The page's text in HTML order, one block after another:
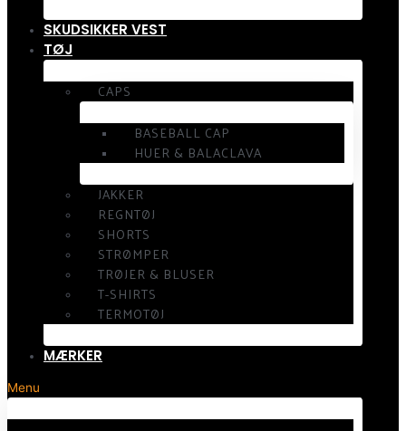
SKUDSIKKER VEST
TØJ
CAPS
BASEBALL CAP
HUER & BALACLAVA
JAKKER
REGNTØJ
SHORTS
STRØMPER
TRØJER & BLUSER
T-SHIRTS
TERMOTØJ
MÆRKER
Menu